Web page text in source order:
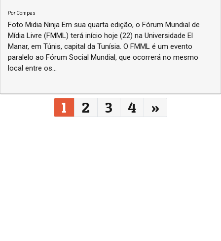
PorCompas
Foto Midia Ninja Em sua quarta edição, o Fórum Mundial de
Mídia Livre (FMML) terá início hoje (22) na Universidade El
Manar, em Túnis, capital da Tunísia. O FMML é um evento
paralelo ao Fórum Social Mundial, que ocorrerá no mesmo
local entre os...
Navegação entre posts
1 2 3 4 »